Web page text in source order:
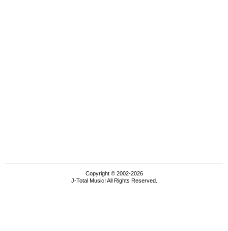
Copyright © 2002-2026
J-Total Music! All Rights Reserved.